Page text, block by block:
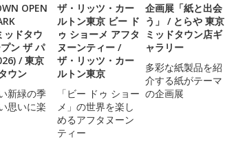
OPEN
ッドタウ
ン ザ パ
/ 東京
ウン
新緑の季
思いに楽
ザ・リッツ・カー
ルトン東京 ビー ド
ゥ ショーメ アフタ
ヌーンティー /
ザ・リッツ・カー
ルトン東京
「ビー ドゥ ショー
メ」の世界を楽し
めるアフタヌーン
ティー
企画展「紙と出会
う」 / とらや 東京
ミッドタウン店ギ
ャラリー
多彩な紙製品を紹
介する紙がテーマ
の企画展